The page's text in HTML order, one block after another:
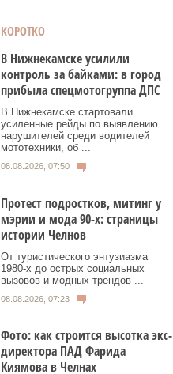
КОРОТКО
В Нижнекамске усилили
контроль за байками: в город
прибыла спецмотогруппа ДПС
В Нижнекамске стартовали
усиленные рейды по выявлению
нарушителей среди водителей
мототехники, об ...
08.08.2026, 07:50
Протест подростков, митинг у
мэрии и мода 90-х: страницы
истории Челнов
От туристического энтузиазма
1980‑х до острых социальных
вызовов и модных трендов ...
08.08.2026, 07:23
Фото: как строится высотка экс-
директора ПАД Фарида
Киямова в Челнах